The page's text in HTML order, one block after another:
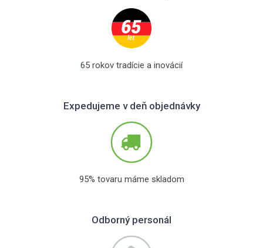
65 rokov tradície a inovácií
Expedujeme v deň objednávky
95% tovaru máme skladom
Odborný personál